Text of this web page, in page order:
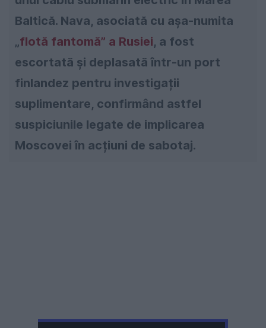
Baltică. Nava, asociată cu așa-numita
„flotă fantomă” a Rusiei, a fost
escortată și deplasată într-un port
finlandez pentru investigații
suplimentare, confirmând astfel
suspiciunile legate de implicarea
Moscovei în acțiuni de sabotaj.